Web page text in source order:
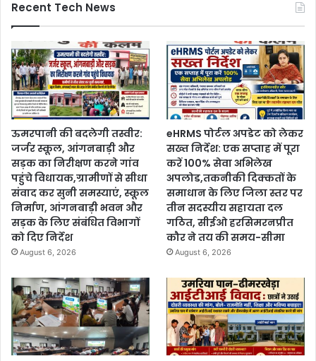
Recent Tech News
ऊमरपानी की बदलेगी तस्वीर:
जर्जर स्कूल, आंगनबाड़ी और
सड़क का निरीक्षण करने गांव
पहुंचे विधायक,ग्रामीणों से सीधा
संवाद कर सुनी समस्याएं, स्कूल
निर्माण, आंगनबाड़ी भवन और
सड़क के लिए संबंधित विभागों
को दिए निर्देश
August 6, 2026
eHRMS पोर्टल अपडेट को लेकर
सख्त निर्देश: एक सप्ताह में पूरा
करें 100% सेवा अभिलेख
अपलोड,तकनीकी दिक्कतों के
समाधान के लिए जिला स्तर पर
तीन सदस्यीय सहायता दल
गठित, सीईओ हरसिमरनप्रीत
कौर ने तय की समय-सीमा
August 6, 2026